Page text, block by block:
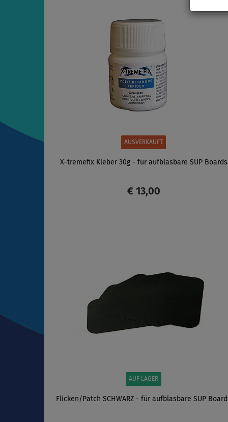
AUSVERKAUFT
X-tremefix Kleber 30g - für aufblasbare SUP Boards
€ 13,00
AUF LAGER
Flicken/Patch SCHWARZ - für aufblasbare SUP